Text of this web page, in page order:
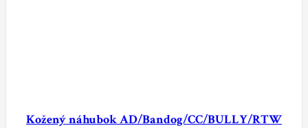
Kožený náhubok AD/Bandog/CC/BULLY/RTW